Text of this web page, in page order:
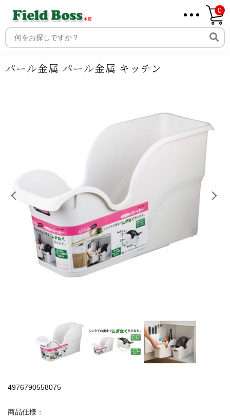
ホーム
メンバー
0
ホーム 商品 商品ジャンル
キッチン用
コンロ・水廻り用品
パール金属 パール金
属 キッチン
パール金属 パール金属 キッチン
4976790558075
商品仕様：